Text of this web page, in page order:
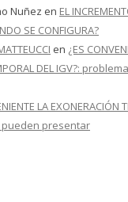
Nuñez en EL
SE CONFIGURA?
en ¿ES
DEL IGV?:
LA EXONERACIÓN
presentar